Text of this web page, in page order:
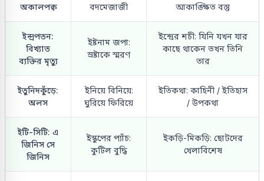
অকালপক্ব
বদমেজাজী
আকাঙ্ক্ষিত বস্তু
ইন্দ্রপতন:
বিখ্যাত
ব্যক্তির মৃত্যু
ইষ্টনাম জপা:
স্রষ্টাকে স্মরণ
ইন্দ্রের শচী: যিনি যখন যার
কাছে থাকেন তখন তিনি
তার
ইতুনিদকুঁড়ে:
অলস
ইনিয়ে বিনিয়ে:
ঘুরিয়ে ফিরিয়ে
ইতিকথা: কাহিনী / ইতিহাস
/ উপকথা
ইটি-সিটি: এ
জিনিস সে
জিনিস
ইস্কুপের প্যাঁচ:
কুটিল বুদ্ধি
ইকড়ি-মিকড়ি: ছোটদের
খেলাবিশেষ